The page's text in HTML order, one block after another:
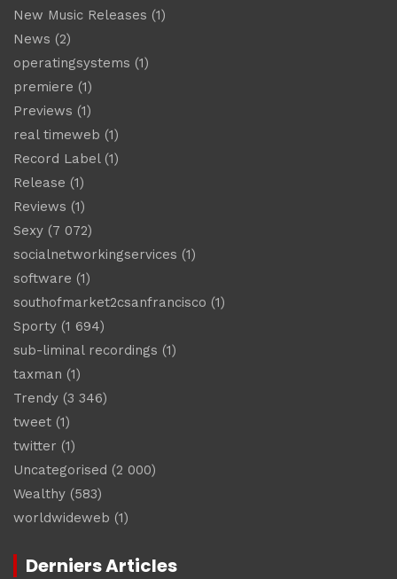
New Music Releases (1)
News (2)
operatingsystems (1)
premiere (1)
Previews (1)
real timeweb (1)
Record Label(1)
Release (1)
Reviews (1)
Sexy (7 072)
socialnetworkingservices (1)
software (1)
southofmarket2csanfrancisco (1)
Sporty (1 694)
sub-liminal recordings (1)
taxman (1)
Trendy (3 346)
tweet (1)
twitter (1)
Uncategorised (2 000)
Wealthy (583)
worldwideweb (1)
Derniers Articles